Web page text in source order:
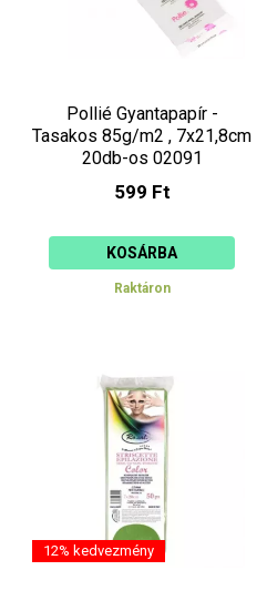
Pollié Gyantapapír -
Tasakos 85g/m2 , 7x21,8cm
20db-os 02091
599 Ft
KOSÁRBA
Raktáron
12% kedvezmény